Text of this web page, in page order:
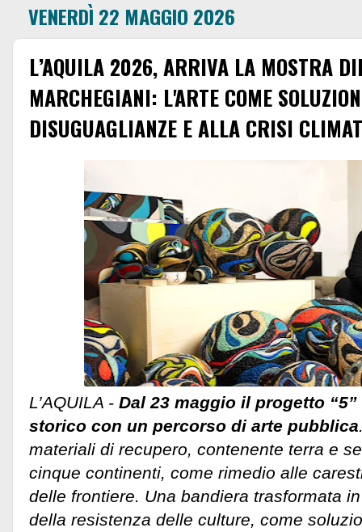
VENERDÌ 22 MAGGIO 2026
L’AQUILA 2026, ARRIVA LA MOSTRA
MARCHEGIANI: L'ARTE COME
DISUGUAGLIANZE E ALLA CRISI
L’AQUILA - Dal 23 maggio il progetto
storico con un percorso di arte pubblica
materiali di recupero, contenente terra e
cinque continenti, come rimedio alle
delle frontiere. Una bandiera trasformata
della resistenza delle culture, come